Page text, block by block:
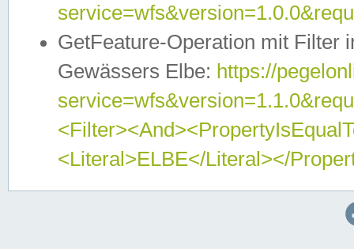
GetFeature-Operation mit Filter
Gewässers Elbe: https://
<Literal>ELBE</Literal></